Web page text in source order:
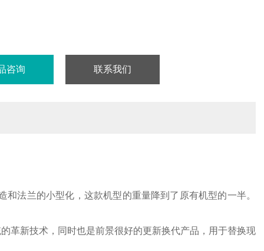
咨询 联系我们
法兰的小型化，这款机型的重量降到了原有机型的一半。
革新技术，同时也是前景很好的更新换代产品，用于替换现